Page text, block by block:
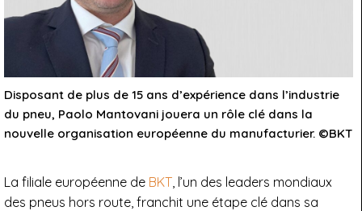
Disposant de plus de 15 ans d’expérience dans l’industrie
du pneu, Paolo Mantovani jouera un rôle clé dans la
nouvelle organisation européenne du manufacturier. ©BKT
La filiale européenne de BKT , l’un des leaders mondiaux
des pneus hors route, franchit une étape clé dans sa